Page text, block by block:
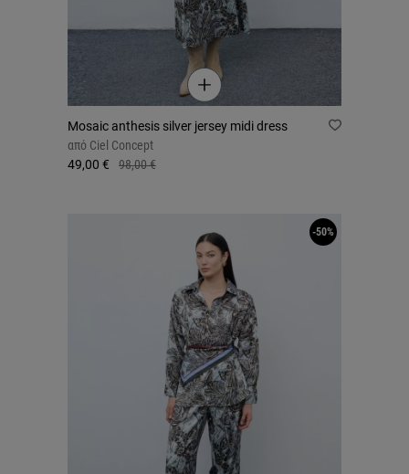
Mosaic anthesis silver jersey midi dress
από Ciel Concept
49,00 €
98,00 €
-50%